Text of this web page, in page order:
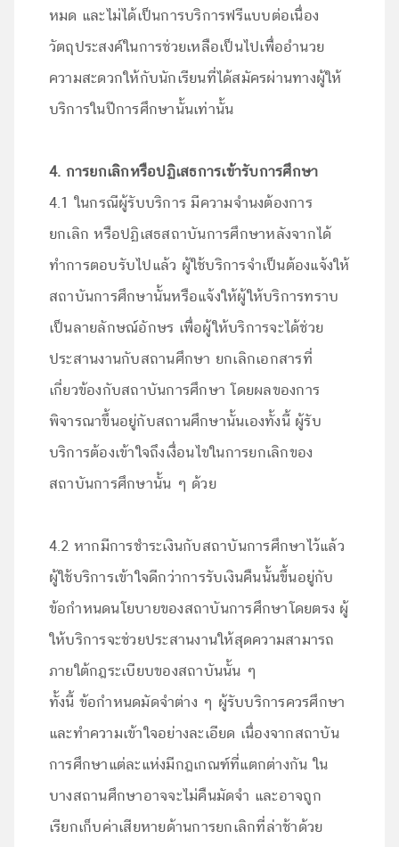
หมด และไม่ได้เป็นการบริการฟรีแบบต่อเนื่อง
วัตถุประสงค์ในการช่วยเหลือเป็นไปเพื่ออำนวย
ความสะดวกให้กับนักเรียนที่ได้สมัครผ่านทางผู้ให้
บริการในปีการศึกษานั้นเท่านั้น
4. การยกเลิกหรือปฏิเสธการเข้ารับการศึกษา
4.1 ในกรณีผู้รับบริการ มีความจำนงต้องการ
ยกเลิก หรือปฏิเสธสถาบันการศึกษาหลังจากได้
ทำการตอบรับไปแล้ว ผู้ใช้บริการจำเป็นต้องแจ้งให้
สถาบันการศึกษานั้นหรือแจ้งให้ผู้ให้บริการทราบ
เป็นลายลักษณ์อักษร เพื่อผู้ให้บริการจะได้ช่วย
ประสานงานกับสถานศึกษา ยกเลิกเอกสารที่
เกี่ยวข้องกับสถาบันการศึกษา โดยผลของการ
พิจารณาขึ้นอยู่กับสถานศึกษานั้นเองทั้งนี้ ผู้รับ
บริการต้องเข้าใจถึงเงื่อนไขในการยกเลิกของ
สถาบันการศึกษานั้น ๆ ด้วย
4.2 หากมีการชำระเงินกับสถาบันการศึกษาไว้แล้ว
ผู้ใช้บริการเข้าใจดีกว่าการรับเงินคืนนั้นขึ้นอยู่กับ
ข้อกำหนดนโยบายของสถาบันการศึกษาโดยตรง ผู้
ให้บริการจะช่วยประสานงานให้สุดความสามารถ
ภายใต้กฎระเบียบของสถาบันนั้น ๆ
ทั้งนี้ ข้อกำหนดมัดจำต่าง ๆ ผู้รับบริการควรศึกษา
และทำความเข้าใจอย่างละเอียด เนื่องจากสถาบัน
การศึกษาแต่ละแห่งมีกฎเกณฑ์ที่แตกต่างกัน ใน
บางสถานศึกษาอาจจะไม่คืนมัดจำ และอาจถูก
เรียกเก็บค่าเสียหายด้านการยกเลิกที่ล่าช้าด้วย